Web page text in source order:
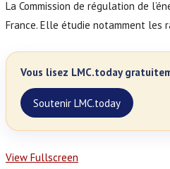
La Commission de régulation de
France. Elle étudie notamment les
Vous lisez LMC.today
Soutenir LMC.today
View Fullscreen